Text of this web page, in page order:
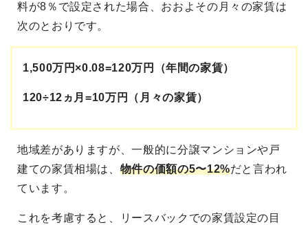
料が8％で設定された場合、おおよその月々の家賃は
次のとおりです。
1,500万円×0.08=120万円（年間の家賃）
120÷12ヵ月=10万円（月々の家賃）
地域差がありますが、一般的に分譲マンションや戸
建ての家賃相場は、 物件の価額の5〜12%だと言われ
ています。
これを考慮すると、リースバックでの家賃設定の目